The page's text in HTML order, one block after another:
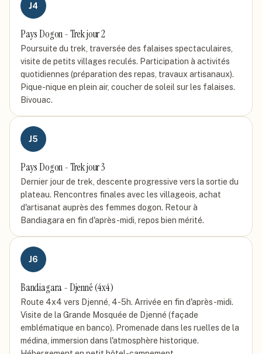
J4
Pays Dogon - Trek jour 2
Poursuite du trek, traversée des falaises spectaculaires,
visite de petits villages reculés. Participation à activités
quotidiennes (préparation des repas, travaux artisanaux).
Pique-nique en plein air, coucher de soleil sur les falaises.
Bivouac.
J5
Pays Dogon - Trek jour 3
Dernier jour de trek, descente progressive vers la sortie du
plateau. Rencontres finales avec les villageois, achat
d'artisanat auprès des femmes dogon. Retour à
Bandiagara en fin d'après-midi, repos bien mérité.
J6
Bandiagara - Djenné (4x4)
Route 4x4 vers Djenné, 4-5h. Arrivée en fin d'après-midi.
Visite de la Grande Mosquée de Djenné (façade
emblématique en banco). Promenade dans les ruelles de la
médina, immersion dans l'atmosphère historique.